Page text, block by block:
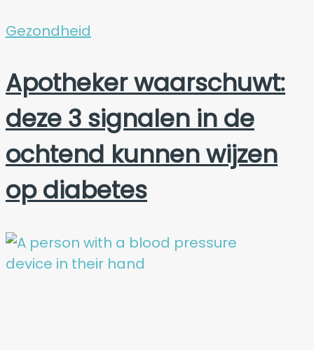
Gezondheid
Apotheker waarschuwt:
deze 3 signalen in de
ochtend kunnen wijzen
op diabetes